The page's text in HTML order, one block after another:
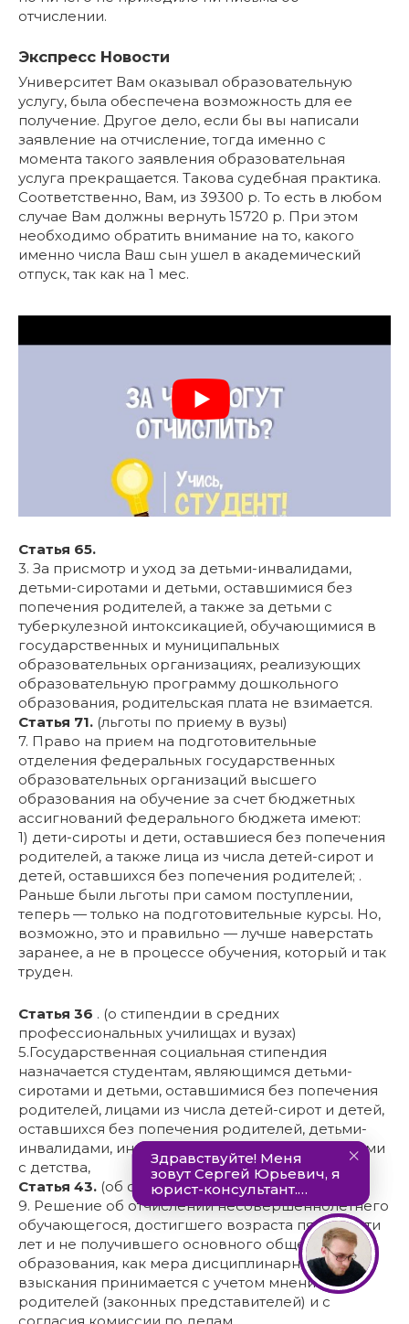
отчислении.
Экспресс Новости
Университет Вам оказывал образовательную
услугу, была обеспечена возможность для ее
получение. Другое дело, если бы вы написали
заявление на отчисление, тогда именно с
момента такого заявления образовательная
услуга прекращается. Такова судебная практика.
Соответственно, Вам, из 39300 р. То есть в любом
случае Вам должны вернуть 15720 р. При этом
необходимо обратить внимание на то, какого
именно числа Ваш сын ушел в академический
отпуск, так как на 1 мес.
Статья 65.
3. За присмотр и уход за детьми-инвалидами,
детьми-сиротами и детьми, оставшимися без
попечения родителей, а также за детьми с
туберкулезной интоксикацией, обучающимися в
государственных и муниципальных
образовательных организациях, реализующих
образовательную программу дошкольного
образования, родительская плата не взимается.
Статья 71. (льготы по приему в вузы)
7. Право на прием на подготовительные
отделения федеральных государственных
образовательных организаций высшего
образования на обучение за счет бюджетных
ассигнований федерального бюджета имеют:
1) дети-сироты и дети, оставшиеся без попечения
родителей, а также лица из числа детей-сирот и
детей, оставшихся без попечения родителей; .
Раньше были льготы при самом поступлении,
теперь — только на подготовительные курсы. Но,
возможно, это и правильно — лучше наверстать
заранее, а не в процессе обучения, который и так
труден.
Статья 36 . (о стипендии в средних
профессиональных училищах и вузах)
5.Государственная социальная стипендия
назначается студентам, являющимся детьми-
сиротами и детьми, оставшимися без попечения
родителей, лицами из числа детей-сирот и детей,
оставшихся без попечения родителей, детьми-
инвалидами, инвалидами I и II групп, инвалидами
с детства,
Статья 43. (об отчислении из школы и т.п.)
9. Решение об отчислении несовершеннолетнего
обучающегося, достигшего возраста пятнадцати
лет и не получившего основного общего
образования, как мера дисциплинарного
взыскания принимается с учетом мнения его
родителей (законных представителей) и с
согласия комиссии по делам